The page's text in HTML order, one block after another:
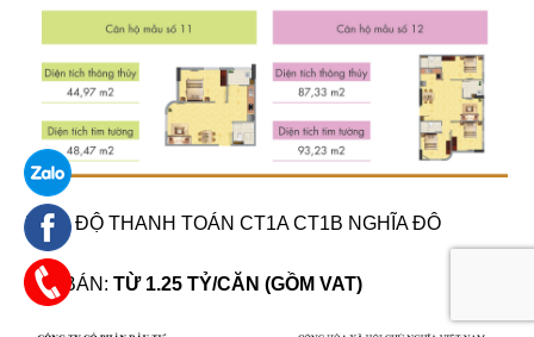
TIẾN ĐỘ THANH TOÁN CT1A CT1B NGHĨA ĐÔ
GIÁ BÁN:TỪ 1.25 TỶ/CĂN (GỒM VAT)